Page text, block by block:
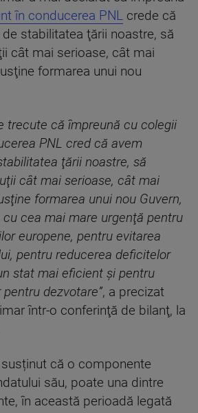
în conducerea PNL crede că
stabilitatea ţării noastre, să
cât mai serioase, cât mai
formarea unui nou
trecute că împreună cu colegii
PNL cred că avem
ţării noastre, să
cât mai serioase, cât mai
formarea unui nou Guvern,
cea mai mare urgenţă pentru
europene, pentru evitarea
pentru reducerea deficitelor
stat mai eficient şi pentru
dezvotare”, a precizat
într-o conferinţă de bilanţ, la
susținut că o componente
său, poate una dintre
în această perioadă legată